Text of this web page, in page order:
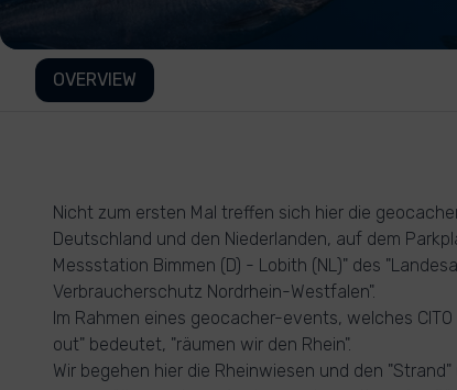
OVERVIEW
Nicht zum ersten Mal treffen sich hier die
Deutschland und den Niederlanden, auf dem
Messstation Bimmen (D) - Lobith (NL)" des
Verbraucherschutz Nordrhein-Westfalen".
Im Rahmen eines geocacher-events, welches
out" bedeutet, "räumen wir den Rhein".
Wir begehen hier die Rheinwiesen und den